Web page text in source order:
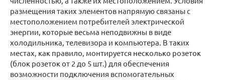
размещения таких элементов напрямую связаны с
местоположением потребителей электрической
энергии, которые весьма неподвижны в виде
холодильника, телевизора и компьютера. В таких
местах, как правило, монтируется несколько розеток
(блок розеток от 2 до 5 шт.) для обеспечения
возможности подключения вспомогательных